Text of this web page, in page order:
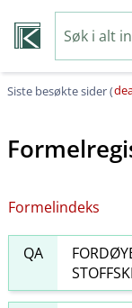
Siste besøkte sider (
Formelindeks
QA